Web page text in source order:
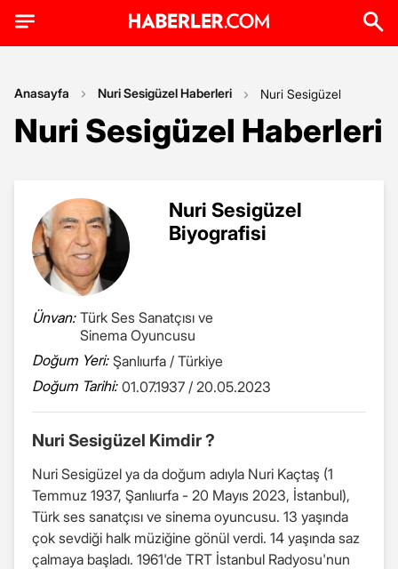
Anasayfa Nuri Sesigüzel Haberleri Nuri Sesigüzel
Nuri Sesigüzel Haberleri
Nuri Sesigüzel
Biyografisi
Ünvan: Türk Ses Sanatçısı ve
Sinema Oyuncusu
Doğum Yeri: Şanlıurfa / Türkiye
Doğum Tarihi: 01.07.1937 / 20.05.2023
Nuri Sesigüzel Kimdir ?
Nuri Sesigüzel ya da doğum adıyla Nuri Kaçtaş (1
Temmuz 1937, Şanlıurfa - 20 Mayıs 2023, İstanbul),
Türk ses sanatçısı ve sinema oyuncusu. 13 yaşında
çok sevdiği halk müziğine gönül verdi. 14 yaşında saz
çalmaya başladı. 1961'de TRT İstanbul Radyosu'nun